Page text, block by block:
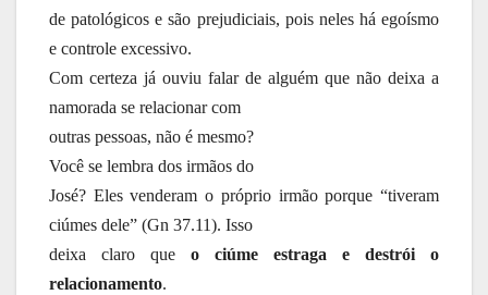
de patológicos e são prejudiciais, pois neles há egoísmo
e controle excessivo.
Com certeza já ouviu falar de alguém que não deixa a
namorada se relacionar com
outras pessoas, não é mesmo?
Você se lembra dos irmãos do
José? Eles venderam o próprio irmão porque “tiveram
ciúmes dele” (Gn 37.11). Isso
deixa claro que o ciúme estraga e destrói o
relacionamento.